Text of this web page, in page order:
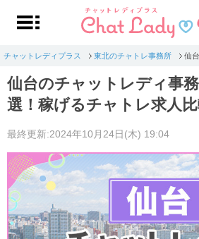
チャットレディプラス 東北のチャトレ事務所 仙
仙台のチャットレディ事
選！稼げるチャトレ求人
最終更新:2024年10月24日(木) 19:04